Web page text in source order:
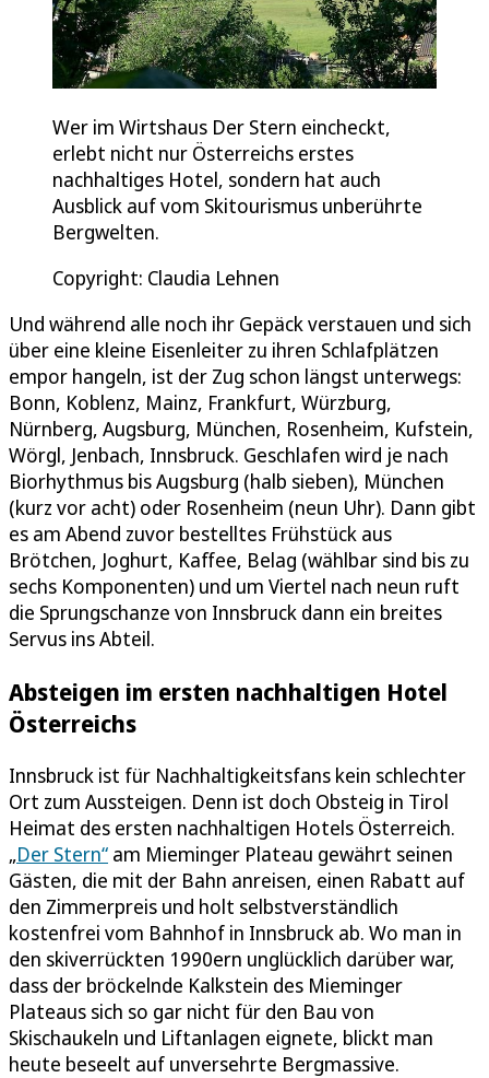
Wer im Wirtshaus Der Stern eincheckt,
erlebt nicht nur Österreichs erstes
nachhaltiges Hotel, sondern hat auch
Ausblick auf vom Skitourismus unberührte
Bergwelten.
Copyright: Claudia Lehnen
Und während alle noch ihr Gepäck verstauen und sich
über eine kleine Eisenleiter zu ihren Schlafplätzen
empor hangeln, ist der Zug schon längst unterwegs:
Bonn, Koblenz, Mainz, Frankfurt, Würzburg,
Nürnberg, Augsburg, München, Rosenheim, Kufstein,
Wörgl, Jenbach, Innsbruck. Geschlafen wird je nach
Biorhythmus bis Augsburg (halb sieben), München
(kurz vor acht) oder Rosenheim (neun Uhr). Dann gibt
es am Abend zuvor bestelltes Frühstück aus
Brötchen, Joghurt, Kaffee, Belag (wählbar sind bis zu
sechs Komponenten) und um Viertel nach neun ruft
die Sprungschanze von Innsbruck dann ein breites
Servus ins Abteil.
Absteigen im ersten nachhaltigen Hotel
Österreichs
Innsbruck ist für Nachhaltigkeitsfans kein schlechter
Ort zum Aussteigen. Denn ist doch Obsteig in Tirol
Heimat des ersten nachhaltigen Hotels Österreich.
„Der Stern“ am Mieminger Plateau gewährt seinen
Gästen, die mit der Bahn anreisen, einen Rabatt auf
den Zimmerpreis und holt selbstverständlich
kostenfrei vom Bahnhof in Innsbruck ab. Wo man in
den skiverrückten 1990ern unglücklich darüber war,
dass der bröckelnde Kalkstein des Mieminger
Plateaus sich so gar nicht für den Bau von
Skischaukeln und Liftanlagen eignete, blickt man
heute beseelt auf unversehrte Bergmassive.